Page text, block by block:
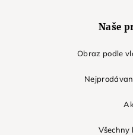
Naše
Obraz podle
Všechny